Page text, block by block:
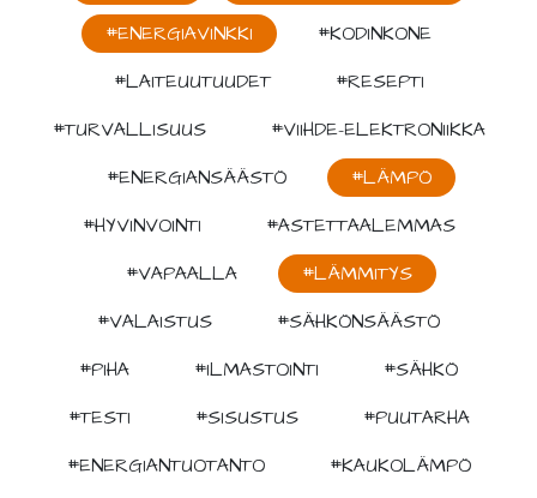
#ENERGIAVINKKI
#KODINKONE
#LAITEUUTUUDET
#RESEPTI
#TURVALLISUUS
#VIIHDE-ELEKTRONIIKKA
#ENERGIANSÄÄSTÖ
#LÄMPÖ
#HYVINVOINTI
#ASTETTAALEMMAS
#VAPAALLA
#LÄMMITYS
#VALAISTUS
#SÄHKÖNSÄÄSTÖ
#PIHA
#ILMASTOINTI
#SÄHKÖ
#TESTI
#SISUSTUS
#PUUTARHA
#ENERGIANTUOTANTO
#KAUKOLÄMPÖ